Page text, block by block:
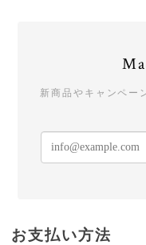
新商品やキャンペー
お支払い方法